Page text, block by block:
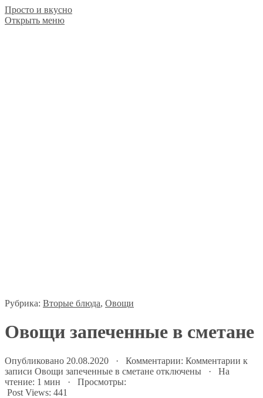
Просто и вкусно
Открыть меню
Рубрика: Вторые блюда, Овощи
Овощи запеченные в сметане
Опубликовано 20.08.2020 · Комментарии: Комментарии к
записи Овощи запеченные в сметане отключены · На
чтение: 1 мин · Просмотры:
Post Views: 441